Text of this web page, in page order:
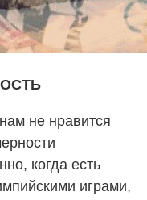
не нравится
когда есть
играми,